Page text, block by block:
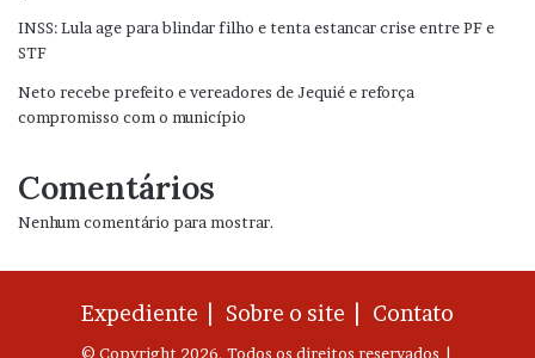
INSS: Lula age para blindar filho e tenta estancar crise entre PF e
STF
Neto recebe prefeito e vereadores de Jequié e reforça
compromisso com o município
Comentários
Nenhum comentário para mostrar.
Expediente | Sobre o site | Contato
© Copyright 2026, Todos os direitos reservados |